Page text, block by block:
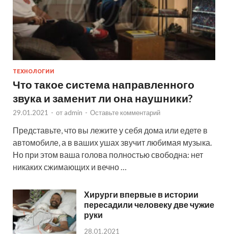
ТЕХНОЛОГИИ
Что такое система направленного
звука и заменит ли она наушники?
29.01.2021 - от admin - Оставьте комментарий
Представьте, что вы лежите у себя дома или едете в
автомобиле, а в ваших ушах звучит любимая музыка.
Но при этом ваша голова полностью свободна: нет
никаких сжимающих и вечно …
Хирурги впервые в истории
пересадили человеку две чужие
руки
28.01.2021